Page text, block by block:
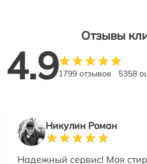
Отзывы
4.91799 отзывов 5358
Никулин Роман
Надежный сервис! Моя